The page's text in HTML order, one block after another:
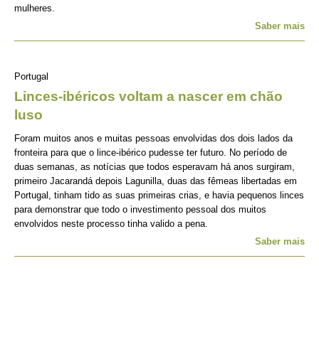
mulheres.
Saber mais
Portugal
Linces-ibéricos voltam a nascer em chão
luso
Foram muitos anos e muitas pessoas envolvidas dos dois lados da
fronteira para que o lince-ibérico pudesse ter futuro. No período de
duas semanas, as notícias que todos esperavam há anos surgiram,
primeiro Jacarandá depois Lagunilla, duas das fêmeas libertadas em
Portugal, tinham tido as suas primeiras crias, e havia pequenos linces
para demonstrar que todo o investimento pessoal dos muitos
envolvidos neste processo tinha valido a pena.
Saber mais